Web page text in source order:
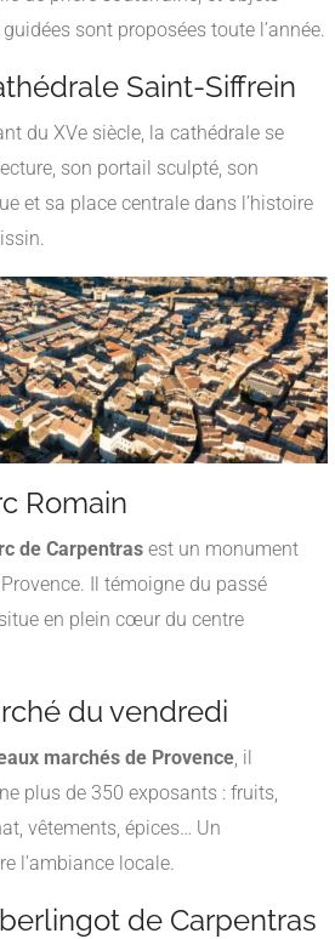
sont proposées toute l’année.
Saint-Siffrein
du XVe siècle, la cathédrale se
son portail sculpté, son
et sa place centrale dans l’histoire
Romain
de Carpentras est un monument
Il témoigne du passé
en plein cœur du centre
du vendredi
marchés de Provence , il
plus de 350 exposants : fruits,
vêtements, épices… Un
l’ambiance locale.
de Carpentras